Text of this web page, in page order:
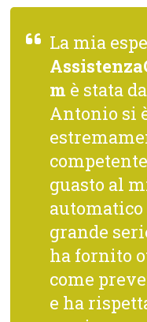
La mia
m è stata
Antonio si
guasto al
automatico
grande
ha fornito
come
e ha